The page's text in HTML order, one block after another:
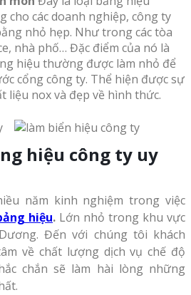
cho các doanh nghiệp, công ty
nhỏ hẹp. Như trong các tòa
nhà phố… Đặc điểm của nó là
hiệu thường được làm nhỏ để
cổng công ty. Thể hiện được sự
liệu nox và đẹp về hình thức.
hiệu công ty uy
năm kinh nghiệm trong việc
hiệu. Lớn nhỏ trong khu vực
Đến với chúng tôi khách
về chất lượng dịch vụ chế độ
chắn sẽ làm hài lòng những